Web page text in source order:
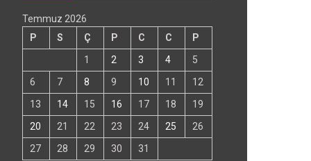
Temmuz 2026
P
S Ç P C C
P
1
2 3 4
5
6
7 8 9 10 11
12
13
14 15 16 17 18
19
20
21 22 23 24 25
26
27
28 29 30 31